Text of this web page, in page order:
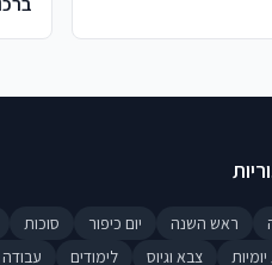
ראש השנה יום כיפור סוכות
צבא וגיוס לימודים